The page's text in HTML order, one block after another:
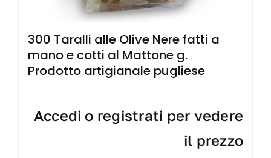
300 Taralli alle Olive Nere fatti a
mano e cotti al Mattone g.
Prodotto artigianale pugliese
Accedi o registrati per vedere
il prezzo